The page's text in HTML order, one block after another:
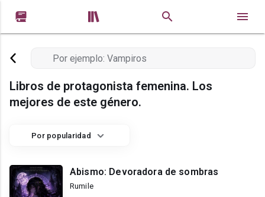
 
Libros de protagonista femenina. Los
mejores de este género.
Por popularidad
Abismo: Devoradora de sombras
Rumile